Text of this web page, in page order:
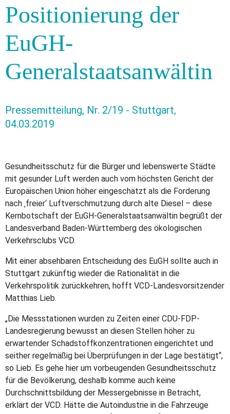
Positionierung der
EuGH-
Generalstaatsanwältin
Pressemitteilung, Nr. 2/19 - Stuttgart,
04.03.2019
Gesundheitsschutz für die Bürger und lebenswerte Städte
mit gesunder Luft werden auch vom höchsten Gericht der
Europäischen Union höher eingeschätzt als die Forderung
nach ‚freier‘ Luftverschmutzung durch alte Diesel – diese
Kernbotschaft der EuGH-Generalstaatsanwältin begrüßt der
Landesverband Baden-Württemberg des ökologischen
Verkehrsclubs VCD.
Mit einer absehbaren Entscheidung des EuGH sollte auch in
Stuttgart zukünftig wieder die Rationalität in die
Verkehrspolitik zurückkehren, hofft VCD-Landesvorsitzender
Matthias Lieb.
„Die Messstationen wurden zu Zeiten einer CDU-FDP-
Landesregierung bewusst an diesen Stellen höher zu
erwartender Schadstoffkonzentrationen eingerichtet und
seither regelmäßig bei Überprüfungen in der Lage bestätigt“,
so Lieb. Es gehe hier um vorbeugenden Gesundheitsschutz
für die Bevölkerung, deshalb komme auch keine
Durchschnittsbildung der Messergebnisse in Betracht,
erklärt der VCD. Hätte die Autoindustrie in die Fahrzeuge